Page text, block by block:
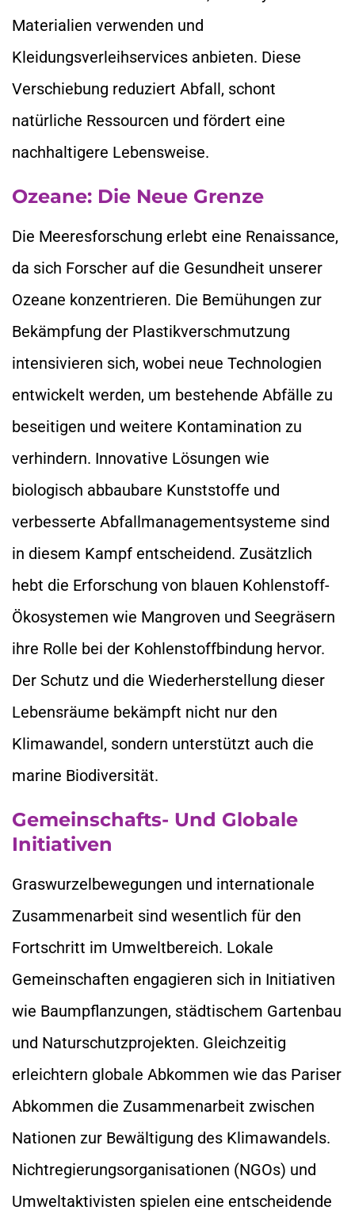
Materialien verwenden und
Kleidungsverleihservices anbieten. Diese
Verschiebung reduziert Abfall, schont
natürliche Ressourcen und fördert eine
nachhaltigere Lebensweise.
Ozeane: Die Neue Grenze
Die Meeresforschung erlebt eine Renaissance,
da sich Forscher auf die Gesundheit unserer
Ozeane konzentrieren. Die Bemühungen zur
Bekämpfung der Plastikverschmutzung
intensivieren sich, wobei neue Technologien
entwickelt werden, um bestehende Abfälle zu
beseitigen und weitere Kontamination zu
verhindern. Innovative Lösungen wie
biologisch abbaubare Kunststoffe und
verbesserte Abfallmanagementsysteme sind
in diesem Kampf entscheidend. Zusätzlich
hebt die Erforschung von blauen Kohlenstoff-
Ökosystemen wie Mangroven und Seegräsern
ihre Rolle bei der Kohlenstoffbindung hervor.
Der Schutz und die Wiederherstellung dieser
Lebensräume bekämpft nicht nur den
Klimawandel, sondern unterstützt auch die
marine Biodiversität.
Gemeinschafts- Und Globale
Initiativen
Graswurzelbewegungen und internationale
Zusammenarbeit sind wesentlich für den
Fortschritt im Umweltbereich. Lokale
Gemeinschaften engagieren sich in Initiativen
wie Baumpflanzungen, städtischem Gartenbau
und Naturschutzprojekten. Gleichzeitig
erleichtern globale Abkommen wie das Pariser
Abkommen die Zusammenarbeit zwischen
Nationen zur Bewältigung des Klimawandels.
Nichtregierungsorganisationen (NGOs) und
Umweltaktivisten spielen eine entscheidende